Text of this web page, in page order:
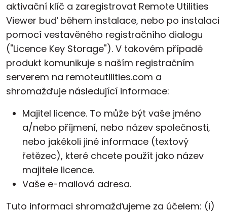
aktivační klíč a zaregistrovat Remote Utilities
Viewer buď během instalace, nebo po instalaci
pomocí vestavěného registračního dialogu
("Licence Key Storage"). V takovém případě
produkt komunikuje s naším registračním
serverem na remoteutilities.com a
shromažďuje následující informace:
Majitel licence. To může být vaše jméno
a/nebo příjmení, nebo název společnosti,
nebo jakékoli jiné informace (textový
řetězec), které chcete použít jako název
majitele licence.
Vaše e-mailová adresa.
Tuto informaci shromažďujeme za účelem: (i)